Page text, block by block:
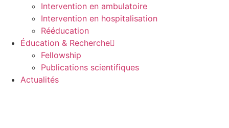
Intervention en ambulatoire
Intervention en hospitalisation
Rééducation
Éducation & Recherche
Fellowship
Publications scientifiques
Actualités